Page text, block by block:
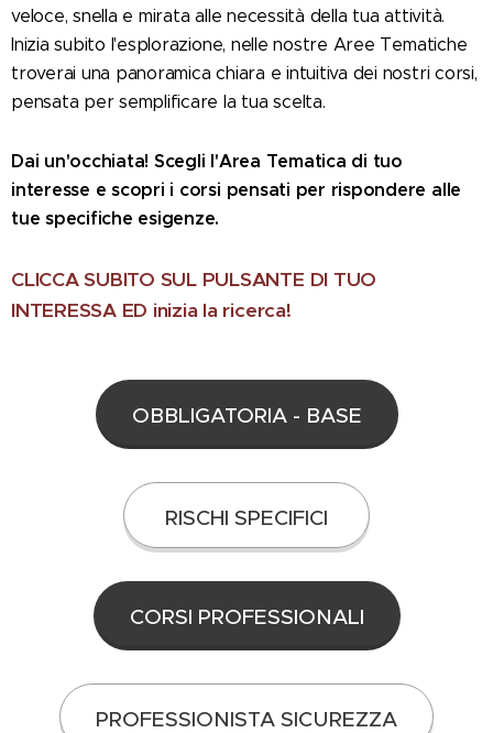
veloce, snella e mirata alle necessità della tua attività.
Inizia subito l'esplorazione, nelle nostre Aree Tematiche
troverai una panoramica chiara e intuitiva dei nostri corsi,
pensata per semplificare la tua scelta.
Dai un'occhiata! Scegli l'Area Tematica di tuo
interesse e scopri i corsi pensati per rispondere alle
tue specifiche esigenze.
CLICCA SUBITO SUL PULSANTE DI TUO
INTERESSA ED inizia la ricerca!
OBBLIGATORIA - BASE
RISCHI SPECIFICI
CORSI PROFESSIONALI
PROFESSIONISTA SICUREZZA